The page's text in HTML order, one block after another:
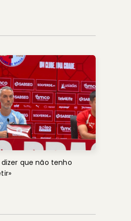
que não tenho